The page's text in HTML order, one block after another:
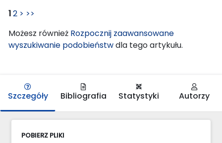
12 > >>
Możesz również Rozpocznij zaawansowane
wyszukiwanie podobieństwdla tego artykułu.
Szczegóły Bibliografia Statystyki Autorzy
POBIERZ PLIKI